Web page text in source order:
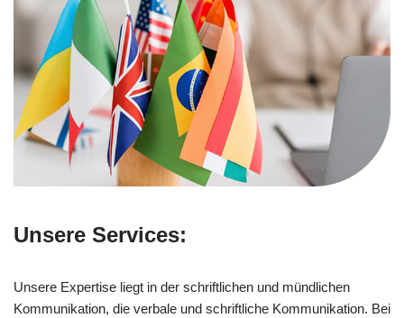
Unsere Services:
Unsere Expertise liegt in der schriftlichen und mündlichen
Kommunikation, die verbale und schriftliche Kommunikation. Bei